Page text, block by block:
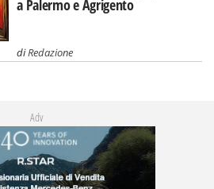
a Palermo e Agrigento
diRedazione
Adv